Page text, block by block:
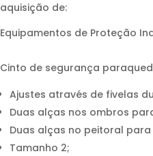
aquisição de:
Equipamentos de Proteção
Cinto de segurança
Ajustes através de fivelas
Duas alças nos ombros
Duas alças no peitoral
Tamanho 2;